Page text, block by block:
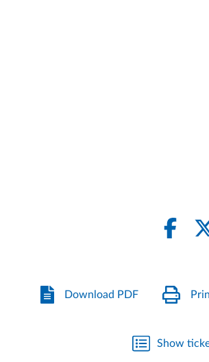
Download PDF
Show